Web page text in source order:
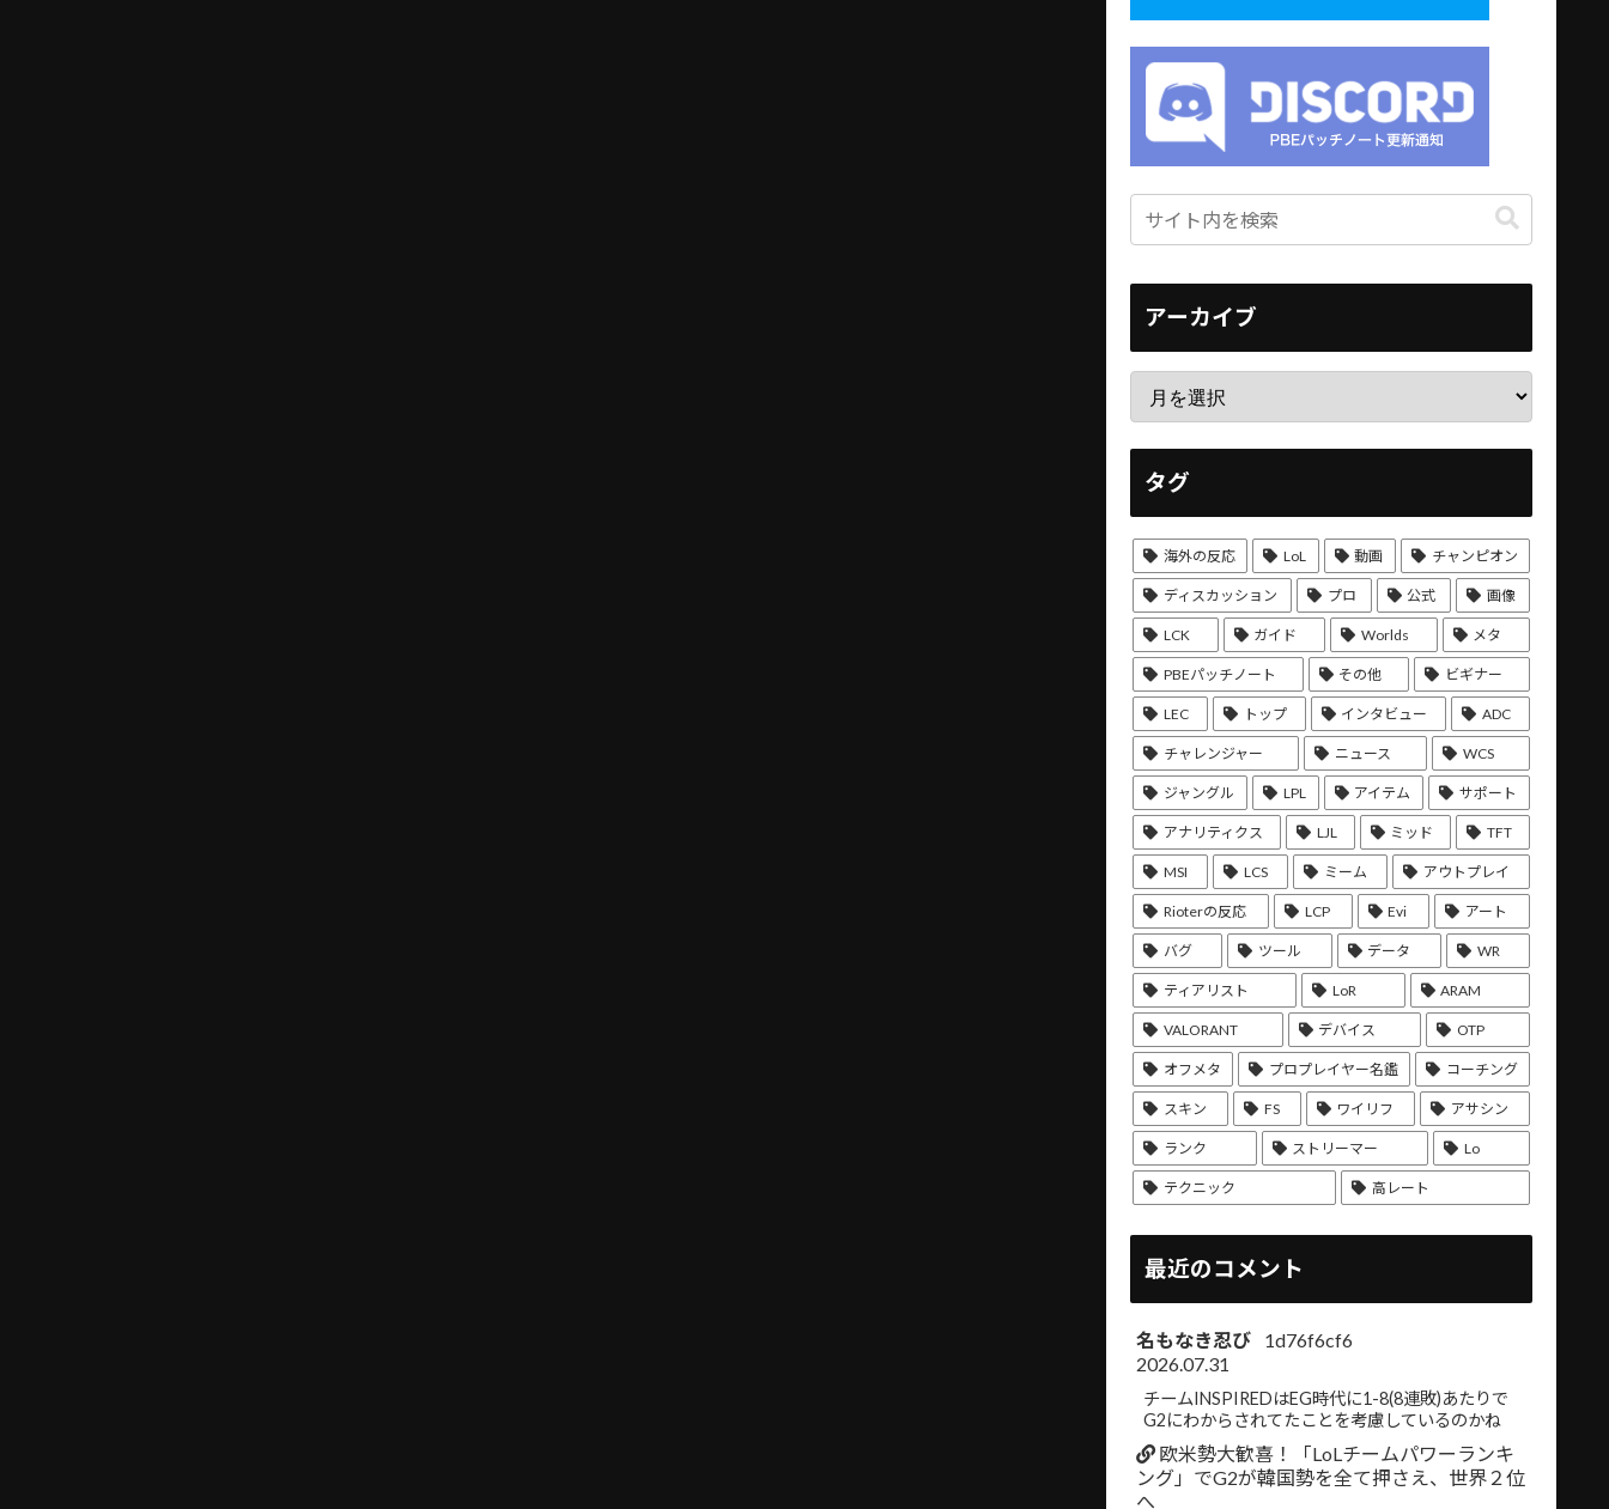
アーカイブ
タグ
海外の反応 LoL 動画 チャンピオン
ディスカッション プロ 公式 画像
LCK ガイド Worlds メタ
PBEパッチノート その他 ビギナー
LEC トップ インタビュー ADC
チャレンジャー ニュース WCS
ジャングル LPL アイテム サポート
アナリティクス LJL ミッド TFT
MSI LCS ミーム アウトプレイ
Rioterの反応 LCP Evi アート
バグ ツール データ WR
ティアリスト LoR ARAM
VALORANT デバイス OTP
オフメタ プロプレイヤー名鑑 コーチング
スキン FS ワイリフ アサシン
ランク ストリーマー Lo
テクニック 高レート
最近のコメント
名もなき忍び
1d76f6cf6
2026.07.31
チームINSPIREDはEG時代に1-8(8連敗)あたりで
G2にわからされてたことを考慮しているのかね
欧米勢大歓喜！「LoLチームパワーランキ
ング」でG2が韓国勢を全て押さえ、世界２位
へ